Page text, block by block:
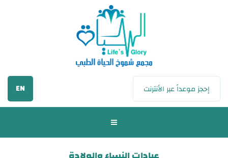
EN إحجز موعداً عبر الأنترنت